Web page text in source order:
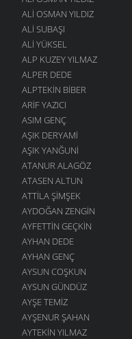
ALI OSMAN YILDIZ
ALI SUBAŞI
ALI YÜKSEL
ALP KUZEY YILMAZ
ALPER DEDE
ALPTEKIN BIBER
ARIF YAZICI
ASIM GENÇ
AŞIK DERYAMI
AŞIK YANĞUNI
ATANUR ALAGÖZ
ATASEN ALTUN
ATTILA ŞIMŞEK
AYDOĞAN ZENGIN
AYFETTIN GEÇKIN
AYHAN DEDE
AYHAN GENÇ
AYSUN COŞKUN
AYSUN GÜNDÜZ
AYŞE TEMIZ
AYŞENUR ŞAHAN
AYTEKIN YILMAZ